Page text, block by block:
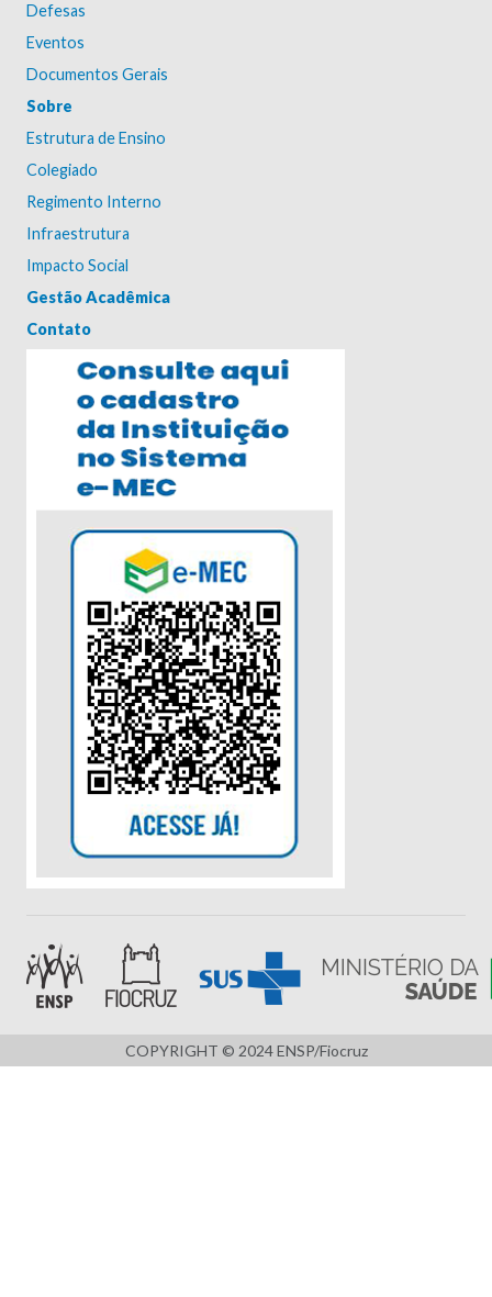
Defesas
Eventos
Documentos Gerais
Sobre
Estrutura de Ensino
Colegiado
Regimento Interno
Infraestrutura
Impacto Social
Gestão Acadêmica
Contato
COPYRIGHT © 2024 ENSP/Fiocruz